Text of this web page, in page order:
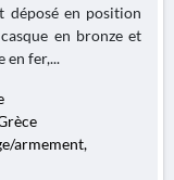
déposé en position
en bronze et
en fer,...
armement,